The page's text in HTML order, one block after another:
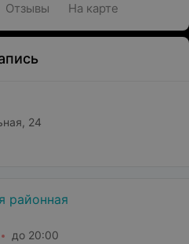
Отзывы На карте
24
районная
до 20:00